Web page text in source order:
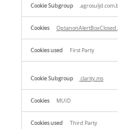
OptanonAlertBoxClosed ,
First Party
clarity.ms
MUID
Third Party